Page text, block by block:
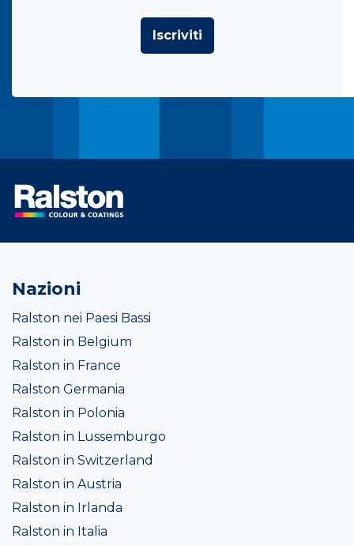
Iscriviti
Nazioni
Ralston nei Paesi Bassi
Ralston in Belgium
Ralston in France
Ralston Germania
Ralston in Polonia
Ralston in Lussemburgo
Ralston in Switzerland
Ralston in Austria
Ralston in Irlanda
Ralston in Italia